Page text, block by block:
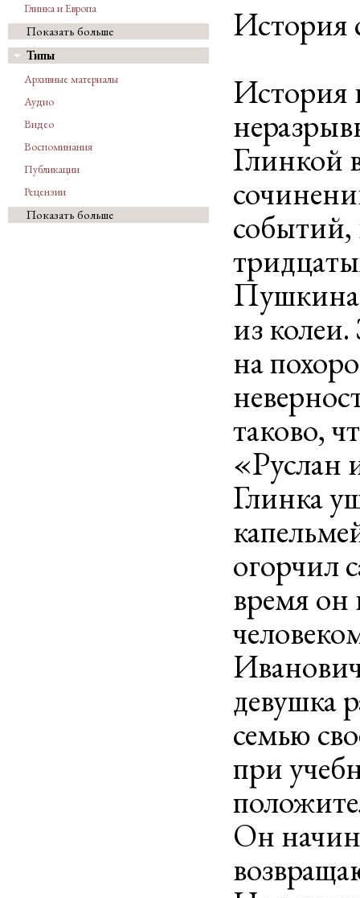
Глинка и Европа
Показать больше
Типы
Архивные материалы
Аудио
Видео
Воспоминания
Публикации
Рецензии
Показать больше
История
История
Глинкой
событий,
из
на
таково,
«Руслан
Глинка
огорчил
время он
девушка
семью
при
Он